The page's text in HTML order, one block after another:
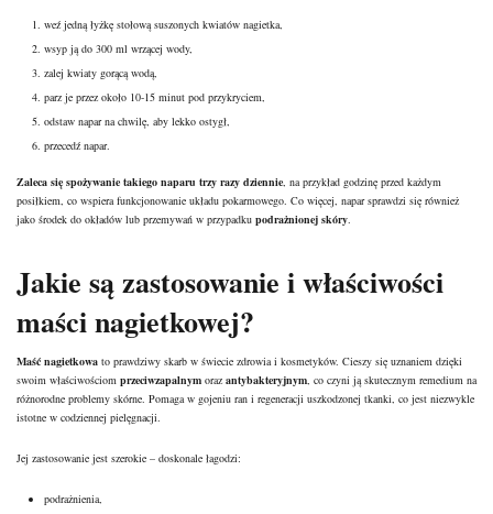
weź jedną łyżkę stołową suszonych kwiatów nagietka,
wsyp ją do 300 ml wrzącej wody,
zalej kwiaty gorącą wodą,
parz je przez około 10-15 minut pod przykryciem,
odstaw napar na chwilę, aby lekko ostygł,
przecedź napar.
Zaleca się spożywanie takiego naparu trzy razy dziennie, na przykład godzinę przed każdym
posiłkiem, co wspiera funkcjonowanie układu pokarmowego. Co więcej, napar sprawdzi się również
jako środek do okładów lub przemywań w przypadku podrażnionej skóry.
Jakie są zastosowanie i właściwości
maści nagietkowej?
Maść nagietkowa to prawdziwy skarb w świecie zdrowia i kosmetyków. Cieszy się uznaniem dzięki
swoim właściwościom przeciwzapalnym oraz antybakteryjnym, co czyni ją skutecznym remedium na
różnorodne problemy skórne. Pomaga w gojeniu ran i regeneracji uszkodzonej tkanki, co jest niezwykle
istotne w codziennej pielęgnacji.
Jej zastosowanie jest szerokie – doskonale łagodzi:
podrażnienia,